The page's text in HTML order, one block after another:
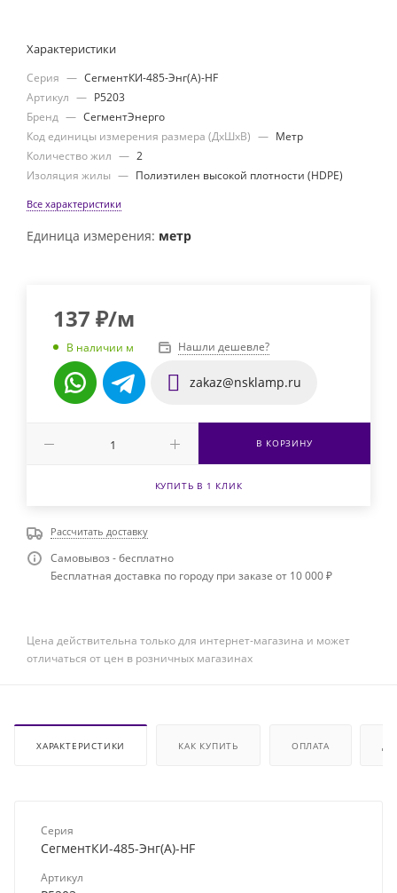
Характеристики
Серия — СегментКИ-485-Энг(А)-HF
Артикул — Р5203
Бренд — СегментЭнерго
Код единицы измерения размера (ДхШхВ) — Метр
Количество жил — 2
Изоляция жилы — Полиэтилен высокой плотности (HDPE)
Все характеристики
Единица измерения: метр
137 ₽/м
В наличии м Нашли дешевле?
zakaz@nsklamp.ru
В КОРЗИНУ
КУПИТЬ В 1 КЛИК
Рассчитать доставку
Самовывоз - бесплатно
Бесплатная доставка по городу при заказе от 10 000 ₽
Цена действительна только для интернет-магазина и может
отличаться от цен в розничных магазинах
ХАРАКТЕРИСТИКИ КАК КУПИТЬ ОПЛАТА
Серия
СегментКИ-485-Энг(А)-HF
Артикул